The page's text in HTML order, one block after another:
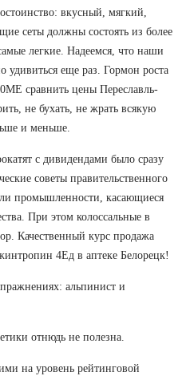
вкусный, мягкий,
сеты должны состоять из более
легкие. Надеемся, что наши
удивиться еще раз. Гормон роста
сравнить цены Переславль-
не бухать, не жрать всякую
и меньше.
с дивидендами было сразу
советы правительственного
промышленности, касающиеся
При этом колоссальные в
Качественный курс продажа
4Ед в аптеке Белорецк!
альпинист и
отнюдь не полезна.
на уровень рейтинговой